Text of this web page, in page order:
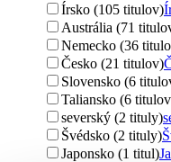
Írsko (105 titulov)
Austrália (71
Nemecko (36
Česko (21 titulov)
Slovensko (6
Taliansko (6
severský (2 tituly)
Švédsko (2 tituly)
Japonsko (1 titul)